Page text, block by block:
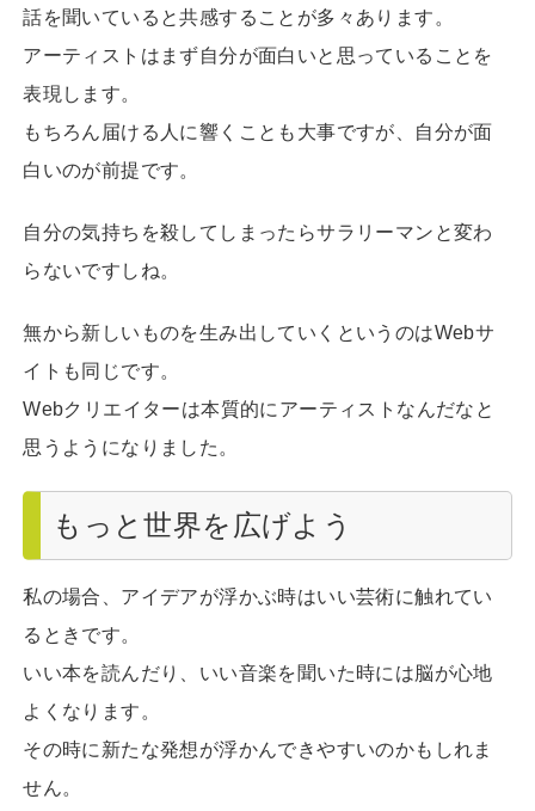
話を聞いていると共感することが多々あります。
アーティストはまず自分が面白いと思っていることを
表現します。
もちろん届ける人に響くことも大事ですが、自分が面
白いのが前提です。
自分の気持ちを殺してしまったらサラリーマンと変わ
らないですしね。
無から新しいものを生み出していくというのはWebサ
イトも同じです。
Webクリエイターは本質的にアーティストなんだなと
思うようになりました。
もっと世界を広げよう
私の場合、アイデアが浮かぶ時はいい芸術に触れてい
るときです。
いい本を読んだり、いい音楽を聞いた時には脳が心地
よくなります。
その時に新たな発想が浮かんできやすいのかもしれま
せん。